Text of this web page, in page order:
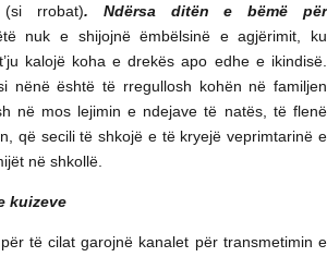
rrobat). Ndërsa ditën e bëmë për
nuk e shijojnë ëmbëlsinë e agjërimit, ku
kalojë koha e drekës apo edhe e ikindisë.
nënë është të rregullosh kohën në familjen
në mos lejimin e ndejave të natës, të flenë
që secili të shkojë e të kryejë veprimtarinë e
në shkollë.
kuizeve
të cilat garojnë kanalet për transmetimin e